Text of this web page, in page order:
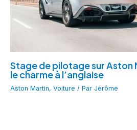
Stage de pilotage sur Aston
le charme à l’anglaise
Aston Martin, Voiture / Par Jérôme